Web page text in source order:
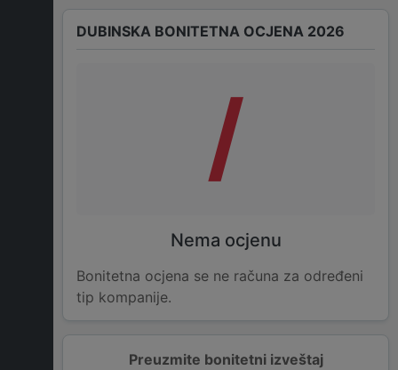
Preuzmite bonitetni izveštaj
DUBINSKA BONITETNA OCJENA 2026
/
Nema ocjenu
Bonitetna ocjena se ne računa za određeni
tip kompanije.